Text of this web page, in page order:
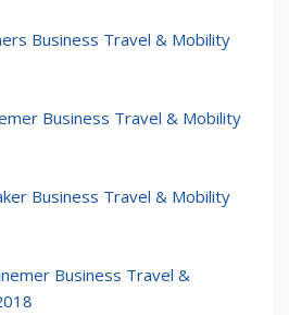
Business Travel & Mobility
Business Travel & Mobility
Business Travel & Mobility
Business Travel &